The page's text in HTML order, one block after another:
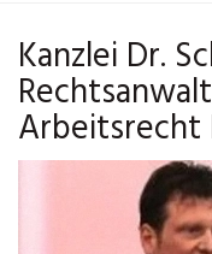
Kanzlei Dr.
Arbeitsrecht